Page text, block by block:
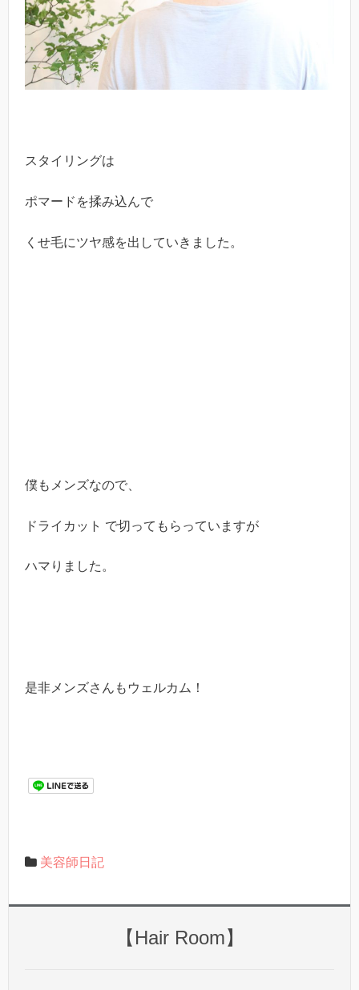
スタイリングは
ポマードを揉み込んで
くせ毛にツヤ感を出していきました。
僕もメンズなので、
ドライカット で切ってもらっていますが
ハマりました。
是非メンズさんもウェルカム！
美容師日記
【Hair Room】